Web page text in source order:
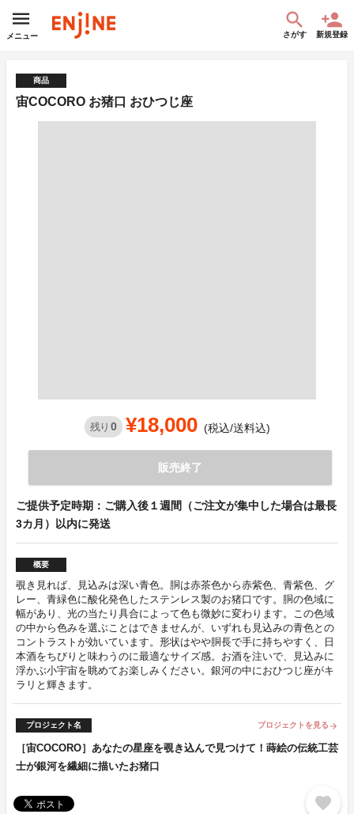
メニュー さがす 新規登録
商品
宙COCORO お猪口 おひつじ座
残り 0 ¥18,000 (税込/送料込)
販売終了
ご提供予定時期：ご購入後１週間（ご注文が集中した場合は最長
3カ月）以内に発送
概要
覗き見れば、見込みは深い青色。胴は赤茶色から赤紫色、青紫色、グ
レー、青緑色に酸化発色したステンレス製のお猪口です。胴の色域に
幅があり、光の当たり具合によって色も微妙に変わります。この色域
の中から色みを選ぶことはできませんが、いずれも見込みの青色との
コントラストが効いています。形状はやや胴長で手に持ちやすく、日
本酒をちびりと味わうのに最適なサイズ感。お酒を注いで、見込みに
浮かぶ小宇宙を眺めてお楽しみください。銀河の中におひつじ座がキ
ラリと輝きます。
プロジェクト名 プロジェクトを見る arrow_forward
［宙COCORO］あなたの星座を覗き込んで見つけて！蒔絵の伝統工芸
士が銀河を繊細に描いたお猪口
favorite